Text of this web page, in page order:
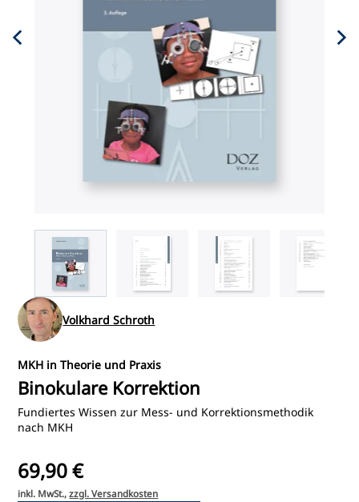
Volkhard Schroth
MKH in Theorie und Praxis
Binokulare Korrektion
Fundiertes Wissen zur Mess- und Korrektionsmethodik
nach MKH
69,90 €
inkl. MwSt.,zzgl. Versandkosten